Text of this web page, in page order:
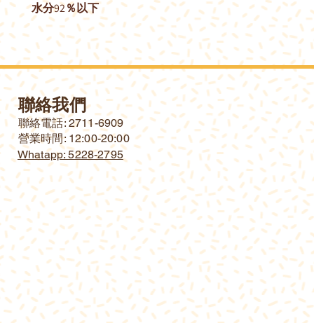
水分92％以下
聯絡我們
​聯絡電話: 2711-6909
營業時間: 12:00-20:00
Whatapp: 5228-2795